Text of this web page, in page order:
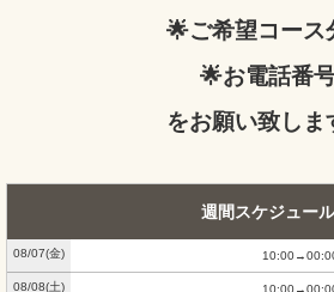
🌟ご希望コース
🌟お電話番
をお願い致しま
週間スケジュール
08/07(金)
08/08(土)
10:00
10:00